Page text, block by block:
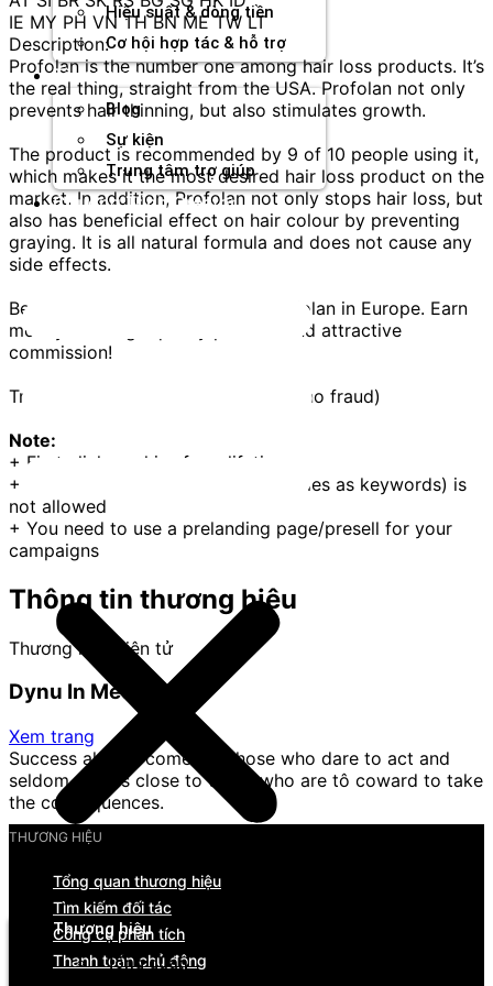
Hiệu suất & dòng tiền
Cơ hội hợp tác & hỗ trợ
Tài nguyên
Blog
Sự kiện
Trung tâm trợ giúp
Chương Trình Creator
Menu
Thương hiệu
Tổng quan
IE MY PH VN TH BN ME TW LT
Description:
Profolan is the number one among hair loss products. It’s
the real thing, straight from the USA. Profolan not only
prevents hair thinning, but also stimulates growth.
The product is recommended by 9 of 10 people using it,
which makes it the most desired hair loss product on the
market. In addition, Profolan not only stops hair loss, but
also has beneficial effect on hair colour by preventing
graying. It is all natural formula and does not cause any
side effects.
Be one of the first to promote Profolan in Europe. Earn
money with high quality product and attractive
commission!
Traffic: open (not bot, not bidding, no fraud)
Note:
+ First click cookies for a lifetime
+ Brand bidding (using product names as keywords) is
not allowed
+ You need to use a prelanding page/presell for your
campaigns
Thông tin thương hiệu
Thương mại điện tử
Dynu In Media
Xem trang
Success always comes to those who dare to act and
seldom comes close to those who are tô coward to take
the consequences.
THƯƠNG HIỆU
Tổng quan thương hiệu
Tìm kiếm đối tác
Công cụ phân tích
Thanh toán chủ động